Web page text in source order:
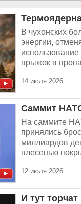
В чухонских
энергии,
прыжок в
14 июля 2026
Саммит
На саммите
принялись
миллиардов
плесенью
12 июля 2026
И тут